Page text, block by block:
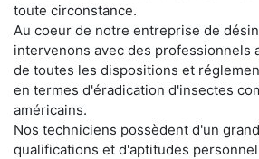
toute circonstance.
Au coeur de notre entreprise de
intervenons avec des professionnels
de toutes les dispositions et
en termes d'éradication d'insectes
américains.
Nos techniciens possèdent d'un
qualifications et d'aptitudes